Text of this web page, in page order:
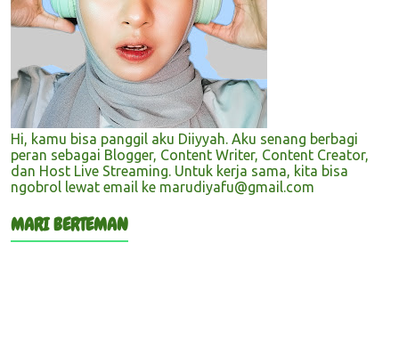
Hi, kamu bisa panggil aku Diiyyah. Aku senang berbagi
peran sebagai Blogger, Content Writer, Content Creator,
dan Host Live Streaming. Untuk kerja sama, kita bisa
ngobrol lewat email ke marudiyafu@gmail.com
MARI BERTEMAN